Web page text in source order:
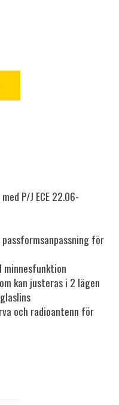
P/J ECE 22.06-
för
minnesfunktion
kan justeras i 2 lägen
och radioantenn för